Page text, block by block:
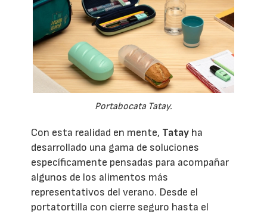
Portabocata Tatay.
Con esta realidad en mente, Tatay ha
desarrollado una gama de soluciones
específicamente pensadas para acompañar
algunos de los alimentos más
representativos del verano. Desde el
portatortilla con cierre seguro hasta el